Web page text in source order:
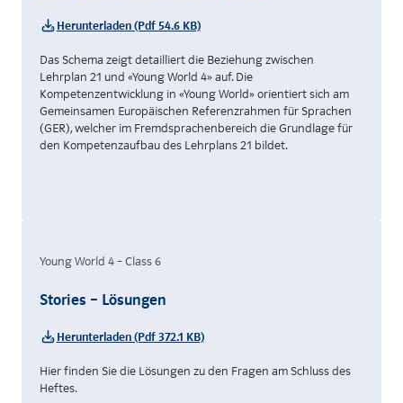
Herunterladen (Pdf 54.6 KB)
Das Schema zeigt detailliert die Beziehung zwischen
Lehrplan 21 und «Young World 4» auf. Die
Kompetenzentwicklung in «Young World» orientiert sich am
Gemeinsamen Europäischen Referenzrahmen für Sprachen
(GER), welcher im Fremdsprachenbereich die Grundlage für
den Kompetenzaufbau des Lehrplans 21 bildet.
Young World 4 – Class 6
Stories – Lösungen
Herunterladen (Pdf 372.1 KB)
Hier finden Sie die Lösungen zu den Fragen am Schluss des
Heftes.